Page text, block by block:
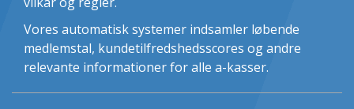
Vores automatisk systemer indsamler løbende
medlemstal, kundetilfredshedsscores og andre
relevante informationer for alle a-kasser.